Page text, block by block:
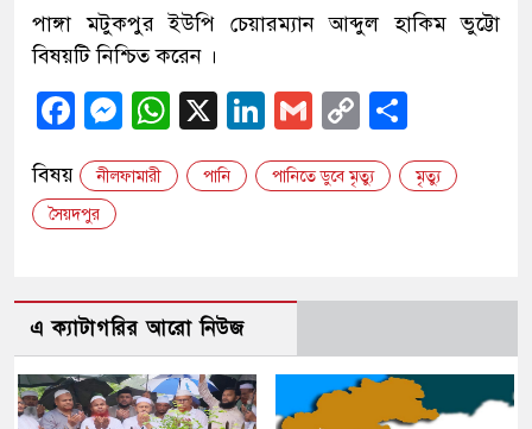
পাঙ্গা মটুকপুর ইউপি চেয়ারম্যান আব্দুল হাকিম ভুট্টো
বিষয়টি নিশ্চিত করেন ।
Facebook
Messenger
WhatsApp
X LinkedIn
Gmail
Copy
Link
বিষয় নীলফামারী পানি পানিতে ডুবে মৃত্যু
মৃত্যু
সৈয়দপুর
এ ক্যাটাগরির আরো নিউজ